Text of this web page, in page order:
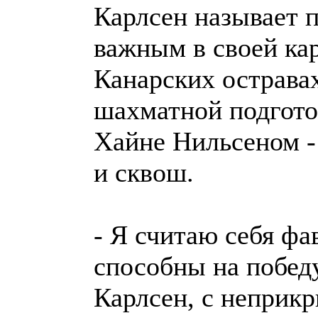
Карлсен называет
важным в своей
Канарских
шахматной
Хайне Нильсеном
и сквош.
- Я считаю себя
способны на
Карлсен, с